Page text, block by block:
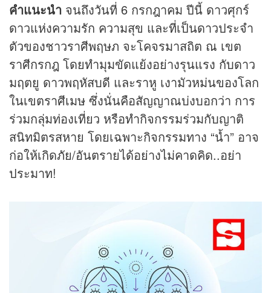
คำแนะนำ จนถึงวันที่ 6 กรกฎาคม ปีนี้ ดาวศุกร์
ดาวแห่งความรัก ความสุข และที่เป็นดาวประจำ
ตัวของชาวราศีพฤษภ จะโคจรมาสถิต ณ เขต
ราศีกรกฎ โดยทำมุมขัดแย้งอย่างรุนแรง กับดาว
มฤตยู ดาวพฤหัสบดี และราหู เงามัวหม่นของโลก
ในเขตราศีเมษ ซึ่งนั่นคือสัญญาณบ่งบอกว่า การ
ร่วมกลุ่มท่องเที่ยว หรือทำกิจกรรมร่วมกับญาติ
สนิทมิตรสหาย โดยเฉพาะกิจกรรมทาง “น้ำ” อาจ
ก่อให้เกิดภัย/อันตรายได้อย่างไม่คาดคิด..อย่า
ประมาท!